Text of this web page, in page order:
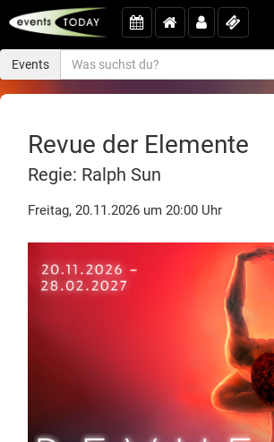
Events
Revue der Elemente
Regie: Ralph Sun
Freitag, 20.11.2026 um 20:00 Uhr